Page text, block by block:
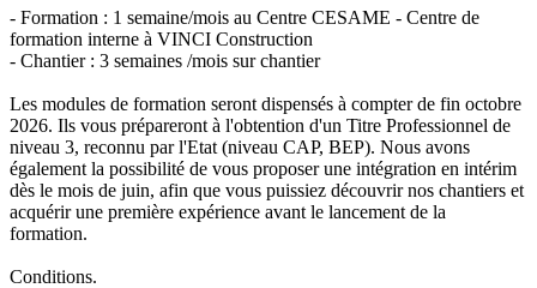
- Formation : 1 semaine/mois au Centre CESAME - Centre de
formation interne à VINCI Construction
- Chantier : 3 semaines /mois sur chantier
Les modules de formation seront dispensés à compter de fin octobre
2026. Ils vous prépareront à l'obtention d'un Titre Professionnel de
niveau 3, reconnu par l'Etat (niveau CAP, BEP). Nous avons
également la possibilité de vous proposer une intégration en intérim
dès le mois de juin, afin que vous puissiez découvrir nos chantiers et
acquérir une première expérience avant le lancement de la
formation.
Conditions.